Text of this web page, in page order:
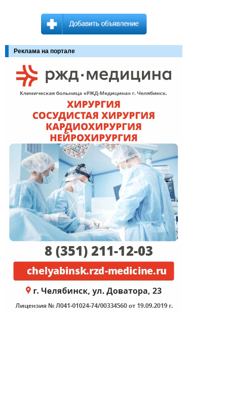
Реклама на портале